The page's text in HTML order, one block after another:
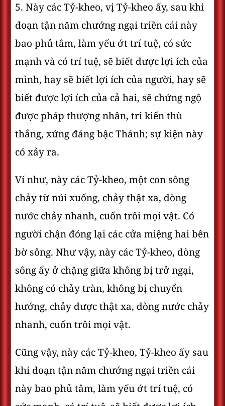
5. Này các Tỷ-kheo, vị Tỷ-kheo ấy, sau khi
đoạn tận năm chướng ngại triền cái này
bao phủ tâm, làm yếu ớt trí tuệ, có sức
mạnh và có trí tuệ, sẽ biết được lợi ích của
mình, hay sẽ biết lợi ích của người, hay sẽ
biết được lợi ích của cả hai, sẽ chứng ngộ
được pháp thượng nhân, tri kiến thù
thắng, xứng đáng bậc Thánh; sự kiện này
có xảy ra.
Ví như, này các Tỷ-kheo, một con sông
chảy từ núi xuống, chảy thật xa, dòng
nước chảy nhanh, cuốn trôi mọi vật. Có
người chận đóng lại các cửa miệng hai bên
bờ sông. Như vậy, này các Tỷ-kheo, dòng
sông ấy ở chặng giữa không bị trở ngại,
không có chảy tràn, không bị chuyển
hướng, chảy được thật xa, dòng nước chảy
nhanh, cuốn trôi mọi vật.
Cũng vậy, này các Tỷ-kheo, Tỷ-kheo ấy sau
khi đoạn tận năm chướng ngại triền cái
này bao phủ tâm, làm yếu ớt trí tuệ, có